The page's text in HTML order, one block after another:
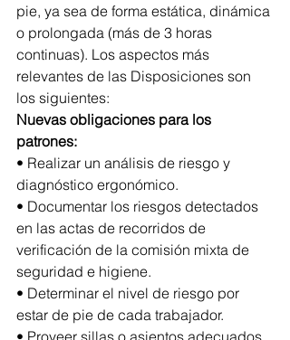
pie, ya sea de forma estática, dinámica
o prolongada (más de 3 horas
continuas). Los aspectos más
relevantes de las Disposiciones son
los siguientes:
Nuevas obligaciones para los
patrones:
• Realizar un análisis de riesgo y
diagnóstico ergonómico.
• Documentar los riesgos detectados
en las actas de recorridos de
verificación de la comisión mixta de
seguridad e higiene.
• Determinar el nivel de riesgo por
estar de pie de cada trabajador.